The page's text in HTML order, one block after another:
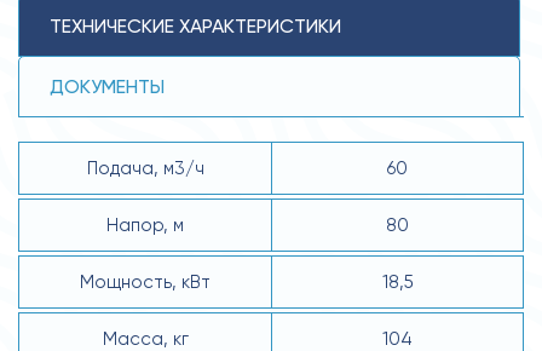
ТЕХНИЧЕСКИЕ ХАРАКТЕРИСТИКИ
ДОКУМЕНТЫ
Подача, м3/ч 60
Напор, м 80
Мощность, кВт 18,5
Масса, кг 104